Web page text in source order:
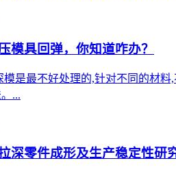
模具回弹，你知道咋办？
是最不好处理的,针对不同的材
...
深零件成形及生产稳定性研